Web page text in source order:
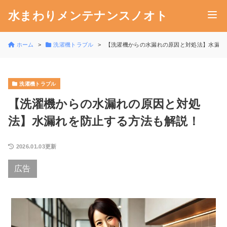
水まわりメンテナンスノオト
ホーム 洗濯機トラブル 【洗濯機からの水漏れの原因と対処法】水漏
洗濯機トラブル
【洗濯機からの水漏れの原因と対処
法】水漏れを防止する方法も解説！
2026.01.03更新
広告